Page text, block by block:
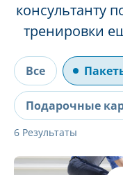
консультанту
тренировки
Все
Подарочные
6 Результаты